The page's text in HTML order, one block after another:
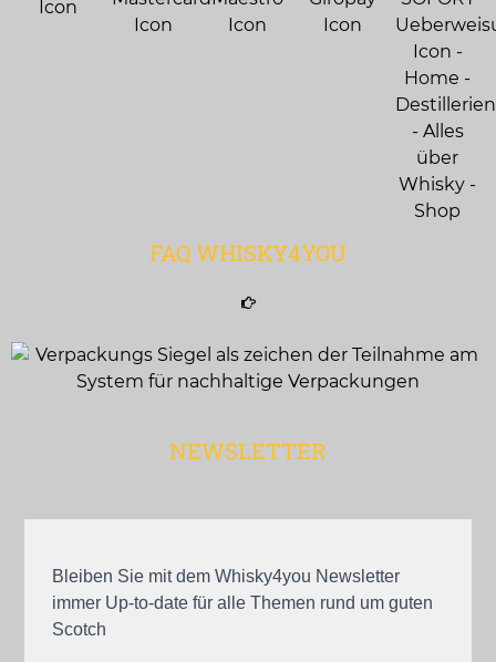
FAQ WHISKY4YOU
NEWSLETTER
Bleiben Sie mit dem Whisky4you Newsletter
immer Up-to-date für alle Themen rund um guten
Scotch